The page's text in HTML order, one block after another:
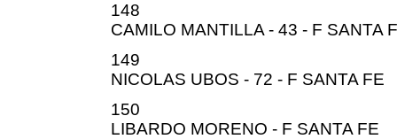
148
CAMILO MANTILLA - 43 - F SANTA
149
NICOLAS UBOS - 72 - F SANTA FE
150
LIBARDO MORENO - F SANTA FE